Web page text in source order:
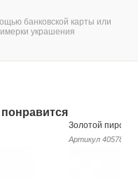
данное
золота 750
банковской карты или
украшения
Золотой
Артикул 405781